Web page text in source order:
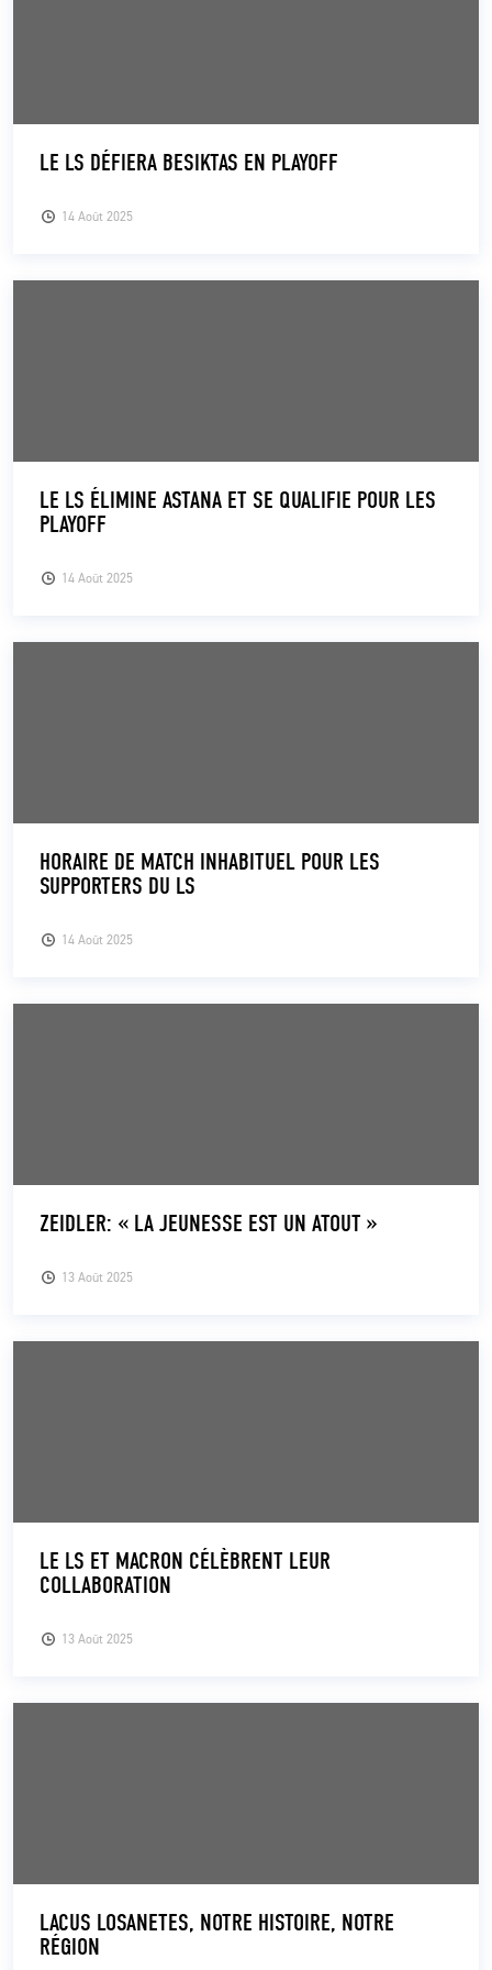
14 Août 2025
LE LS DÉFIERA BESIKTAS EN PLAYOFF
14 Août 2025
LE LS ÉLIMINE ASTANA ET SE QUALIFIE POUR LES
PLAYOFF
14 Août 2025
HORAIRE DE MATCH INHABITUEL POUR LES
SUPPORTERS DU LS
13 Août 2025
ZEIDLER: « LA JEUNESSE EST UN ATOUT »
13 Août 2025
LE LS ET MACRON CÉLÈBRENT LEUR
COLLABORATION
LACUS LOSANETES, NOTRE HISTOIRE, NOTRE
RÉGION